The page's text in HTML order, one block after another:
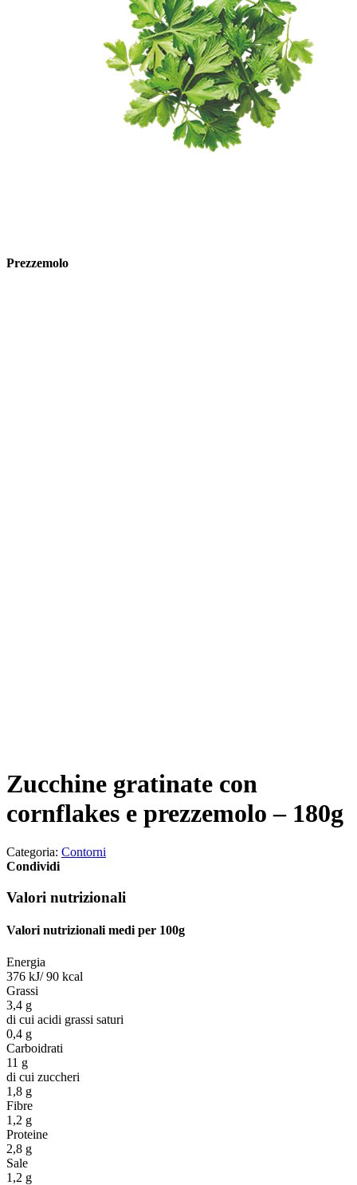
Prezzemolo
Zucchine gratinate con
cornflakes e prezzemolo – 180g
Categoria: Contorni
Condividi
Valori nutrizionali
Valori nutrizionali medi per 100g
Energia
376 kJ/ 90 kcal
Grassi
3,4 g
di cui acidi grassi saturi
0,4 g
Carboidrati
11 g
di cui zuccheri
1,8 g
Fibre
1,2 g
Proteine
2,8 g
Sale
1,2 g